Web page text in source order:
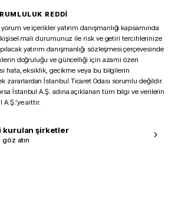
REDDİ
ve içerikler yatırım danışmanlığı kapsamında
kişisel mali durumunuz ile risk ve getiri tercihlerinize
yatırım danışmanlığı sözleşmesi çerçevesinde
doğruluğu ve güncelliği için azami özen
hata, eksiklik, gecikme veya bu bilgilerin
zararlardan İstanbul Ticaret Odası sorumlu değildir.
İstanbul A.Ş. adına açıklanan tüm bilgi ve verilerin
aittir.
kurulan şirketler
göz atın